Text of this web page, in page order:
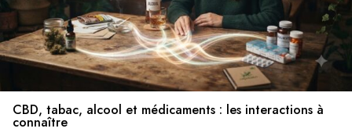
CBD, tabac, alcool et médicaments : les interactions à
connaître